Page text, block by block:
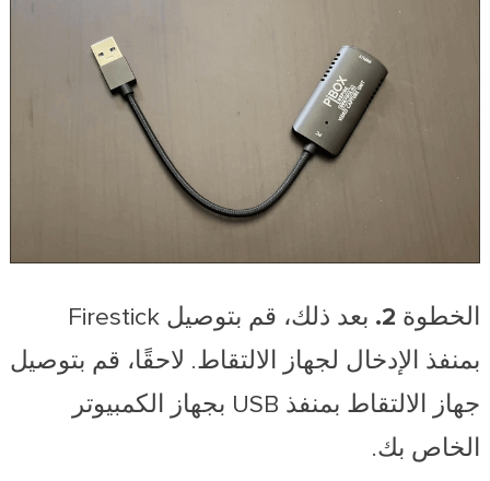
الخطوة 2.
بعد ذلك، قم بتوصيل Firestick
بمنفذ الإدخال لجهاز الالتقاط. لاحقًا، قم بتوصيل
جهاز الالتقاط بمنفذ USB بجهاز الكمبيوتر
الخاص بك.